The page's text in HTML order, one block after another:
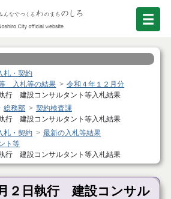
札・契約
入札等の結果
令和４年１２月分
行 建設コンサルタント等入札結果
総務部
契約検査課
行 建設コンサルタント等入札結果
札・契約
最新の入札等結果
ト等
行 建設コンサルタント等入札結果
２日執行 建設コンサル